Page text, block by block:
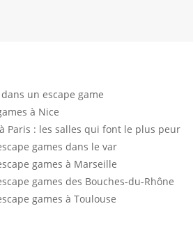
un escape game
à Nice
Paris : les salles qui font le plus peur
games dans le var
games à Marseille
games des Bouches-du-Rhône
games à Toulouse